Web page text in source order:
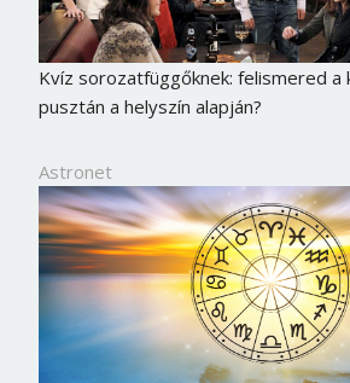
Kvíz sorozatfüggőknek: felismered a
pusztán a helyszín alapján?
Astronet